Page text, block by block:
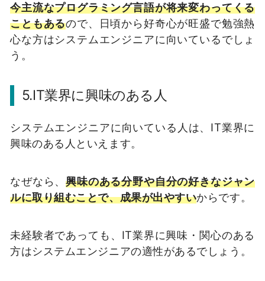
今主流なプログラミング言語が将来変わってくる
こともあるので、日頃から好奇心が旺盛で勉強熱
心な方はシステムエンジニアに向いているでしょ
う。
5.IT業界に興味のある人
システムエンジニアに向いている人は、IT業界に
興味のある人といえます。
なぜなら、興味のある分野や自分の好きなジャン
ルに取り組むことで、成果が出やすいからです。
未経験者であっても、IT業界に興味・関心のある
方はシステムエンジニアの適性があるでしょう。